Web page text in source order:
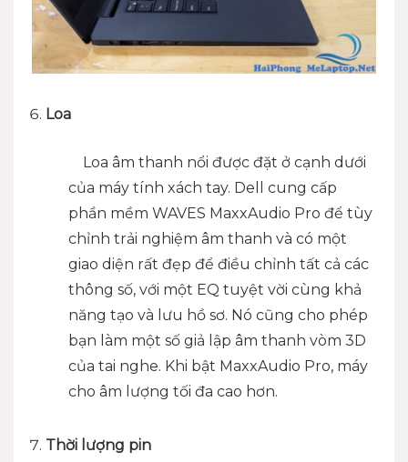
Loa
Loa âm thanh nổi được đặt ở cạnh dưới
của máy tính xách tay. Dell cung cấp
phần mềm WAVES MaxxAudio Pro để tùy
chỉnh trải nghiệm âm thanh và có một
giao diện rất đẹp để điều chỉnh tất cả các
thông số, với một EQ tuyệt vời cùng khả
năng tạo và lưu hồ sơ. Nó cũng cho phép
bạn làm một số giả lập âm thanh vòm 3D
của tai nghe. Khi bật MaxxAudio Pro, máy
cho âm lượng tối đa cao hơn.
Thời lượng pin